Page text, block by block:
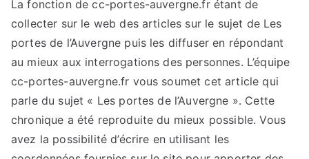
La fonction de cc-portes-auvergne.fr étant de
collecter sur le web des articles sur le sujet de Les
portes de l’Auvergne puis les diffuser en répondant
au mieux aux interrogations des personnes. L’équipe
cc-portes-auvergne.fr vous soumet cet article qui
parle du sujet « Les portes de l’Auvergne ». Cette
chronique a été reproduite du mieux possible. Vous
avez la possibilité d’écrire en utilisant les